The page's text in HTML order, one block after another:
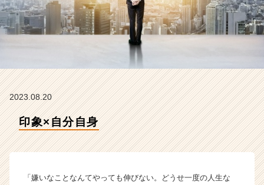
ベ
ン
チ
成
ら
カ
ト
2023.08.20
印象×自分自身
「嫌いなことなんてやっても伸びない。どうせ一度の人生な